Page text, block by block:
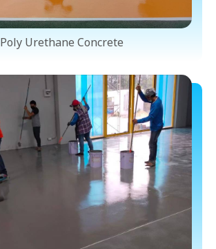
Poly Urethane Concrete